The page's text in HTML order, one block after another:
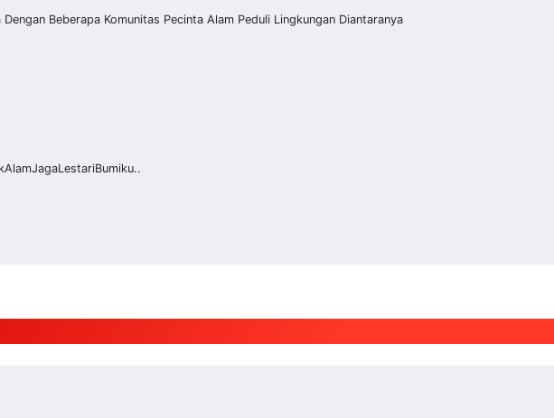
Beberapa Komunitas Pecinta Alam Peduli Lingkungan Diantaranya